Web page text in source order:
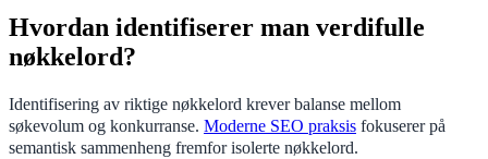
Hvordan identifiserer man verdifulle
nøkkelord?
Identifisering av riktige nøkkelord krever balanse mellom
søkevolum og konkurranse. Moderne SEO praksis fokuserer på
semantisk sammenheng fremfor isolerte nøkkelord.